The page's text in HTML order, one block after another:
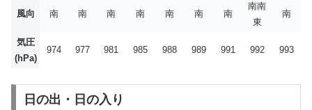
風向 南 南 南 南 南 南 南
南南
東
南
気圧
(hPa)
974 977 981 985 988 989 991 992 993
日の出・日の入り